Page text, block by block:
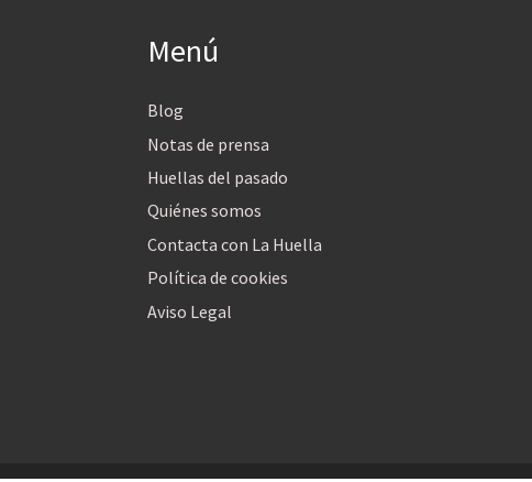
Menú
Blog
Notas de prensa
Huellas del pasado
Quiénes somos
Contacta con La Huella
Política de cookies
Aviso Legal